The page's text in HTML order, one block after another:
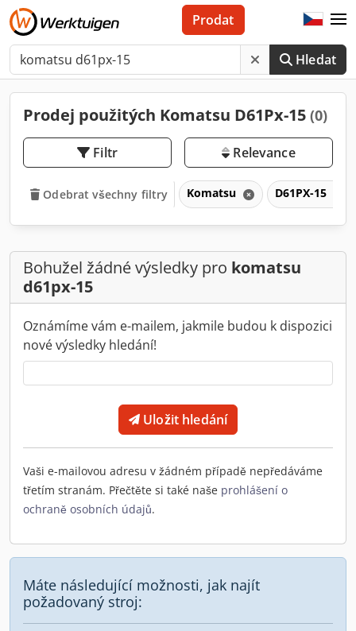
Hledat
Prodat
Prodej použitých Komatsu D61Px-15 (0)
Filtr Relevance
Odebrat všechny filtry Komatsu D61PX-15
Bohužel žádné výsledky pro komatsu
d61px-15
Oznámíme vám e-mailem, jakmile budou k dispozici
nové výsledky hledání!
Uložit hledání
Vaši e-mailovou adresu v žádném případě nepředáváme
třetím stranám. Přečtěte si také naše prohlášení o
ochraně osobních údajů.
Máte následující možnosti, jak najít
požadovaný stroj: